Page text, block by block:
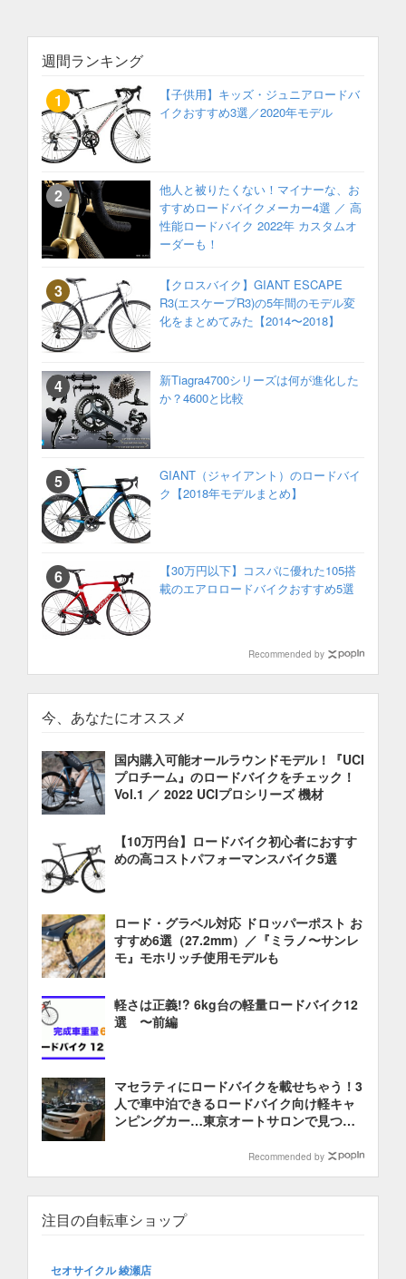
週間ランキング
【子供用】キッズ・ジュニアロードバ
イクおすすめ3選／2020年モデル
他人と被りたくない！マイナーな、お
すすめロードバイクメーカー4選 ／ 高
性能ロードバイク 2022年 カスタムオ
ーダーも！
【クロスバイク】GIANT ESCAPE
R3(エスケープR3)の5年間のモデル変
化をまとめてみた【2014〜2018】
新Tiagra4700シリーズは何が進化した
か？4600と比較
GIANT（ジャイアント）のロードバイ
ク【2018年モデルまとめ】
【30万円以下】コスパに優れた105搭
載のエアロロードバイクおすすめ5選
Recommended by
今、あなたにオススメ
国内購入可能オールラウンドモデル！『UCI
プロチーム』のロードバイクをチェック！
Vol.1 ／ 2022 UCIプロシリーズ 機材
【10万円台】ロードバイク初心者におすす
めの高コストパフォーマンスバイク5選
ロード・グラベル対応 ドロッパーポスト お
すすめ6選（27.2mm）／『ミラノ〜サンレ
モ』モホリッチ使用モデルも
軽さは正義!? 6kg台の軽量ロードバイク12
選 〜前編
マセラティにロードバイクを載せちゃう！3
人で車中泊できるロードバイク向け軽キャ
ンピングカー…東京オートサロンで見つけ
Recommended by
注目の自転車ショップ
セオサイクル 綾瀬店